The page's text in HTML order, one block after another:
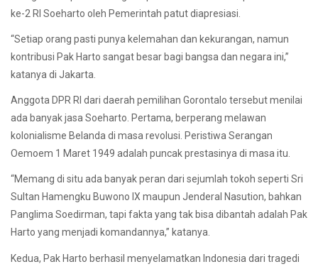
ke-2 RI Soeharto oleh Pemerintah patut diapresiasi.
“Setiap orang pasti punya kelemahan dan kekurangan, namun
kontribusi Pak Harto sangat besar bagi bangsa dan negara ini,”
katanya di Jakarta.
Anggota DPR RI dari daerah pemilihan Gorontalo tersebut menilai
ada banyak jasa Soeharto. Pertama, berperang melawan
kolonialisme Belanda di masa revolusi. Peristiwa Serangan
Oemoem 1 Maret 1949 adalah puncak prestasinya di masa itu.
“Memang di situ ada banyak peran dari sejumlah tokoh seperti Sri
Sultan Hamengku Buwono IX maupun Jenderal Nasution, bahkan
Panglima Soedirman, tapi fakta yang tak bisa dibantah adalah Pak
Harto yang menjadi komandannya,” katanya.
Kedua, Pak Harto berhasil menyelamatkan Indonesia dari tragedi